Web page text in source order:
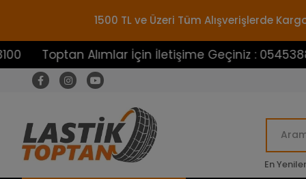
1500 TL ve Üzeri Tüm Alışverişlerde
Alımlar İçin İletişime Geçiniz : 05453883100
En Yeniler